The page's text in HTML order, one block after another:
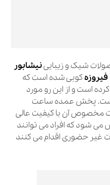
شیک و زیبایینیشابور
فیروزهکوبی شده است که
است و از این رو مورد
است. پخش عمده ساعت
مخصوص آن با کیفیت عالی
می شود که افراد می توانند
غیر حضوری اقدام می کنند